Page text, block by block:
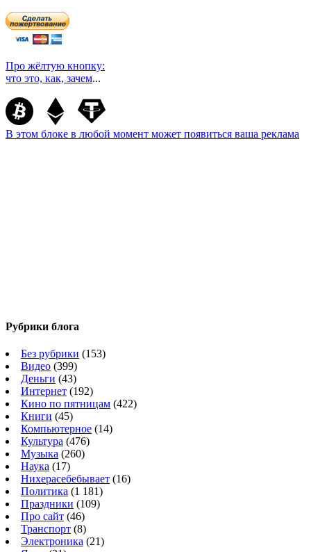
Про жёлтую кнопку:
что это, как, зачем...
В этом блоке в любой момент может появиться ваша реклама
Рубрики блога
Без рубрики (153)
Видео (399)
Деньги (43)
Интернет (192)
Кино по пятницам (422)
Книги (45)
Компьютерное (14)
Культура (476)
Музыка (260)
Наука (17)
Нихерасебебывает (16)
Политика (1 181)
Праздники (109)
Про сайт (46)
Транспорт (8)
Электроника (21)